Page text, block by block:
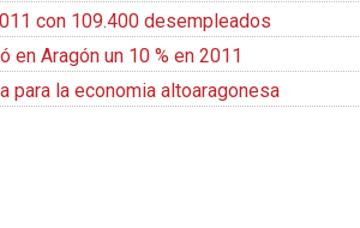
con 109.400 desempleados
en Aragón un 10 % en 2011
para la economia altoaragonesa